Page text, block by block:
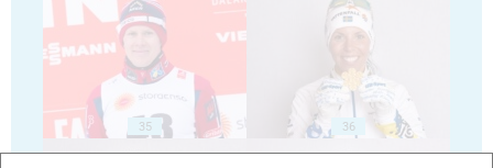
35 36